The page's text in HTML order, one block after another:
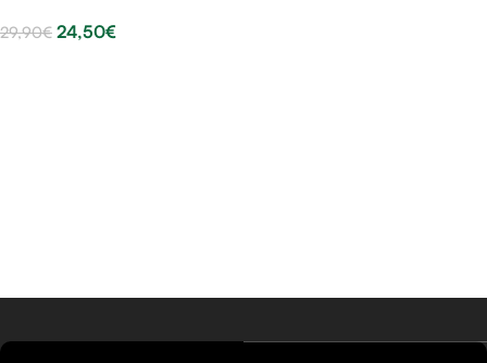
29,90€ 24,50€